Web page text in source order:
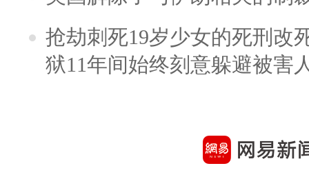
抢劫刺死19岁少女的死刑改
狱11年间始终刻意躲避被害